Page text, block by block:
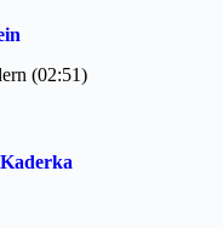
(02:51)